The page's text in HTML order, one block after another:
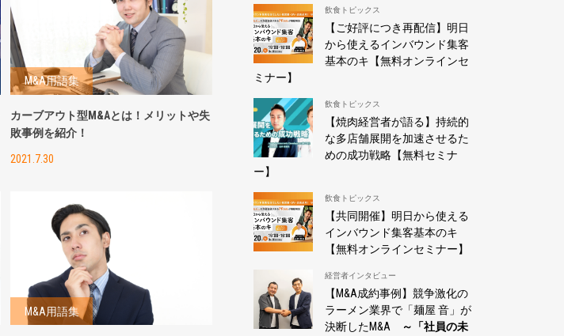
M&A用語集
カーブアウト型M&Aとは！メリットや失
敗事例を紹介！
2021.7.30
M&A用語集
飲食トピックス
【ご好評につき再配信】明日
から使えるインバウンド集客
基本のキ【無料オンラインセ
ミナー】
飲食トピックス
【焼肉経営者が語る】持続的
な多店舗展開を加速させるた
めの成功戦略【無料セミナ
ー】
飲食トピックス
【共同開催】明日から使える
インバウンド集客基本のキ
【無料オンラインセミナー】
経営者インタビュー
【M&A成約事例】競争激化の
ラーメン業界で「麺屋 音」が
決断したM&A
～「社員の未